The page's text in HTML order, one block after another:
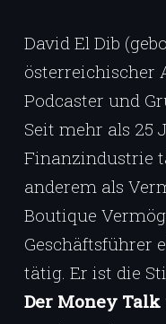
David El Dib
österreichischer
Podcaster und
Seit mehr als 25
Finanzindustrie
anderem als
Boutique
Geschäftsführer
tätig. Er ist die
Der Money Talk